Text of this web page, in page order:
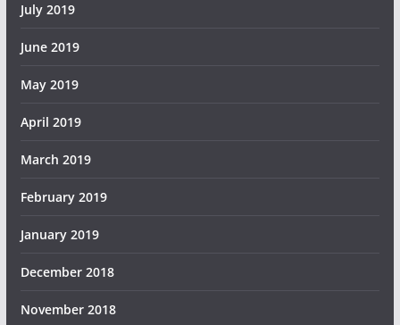
July 2019
June 2019
May 2019
April 2019
March 2019
February 2019
January 2019
December 2018
November 2018